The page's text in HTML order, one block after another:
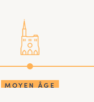
MOYEN ÂGE